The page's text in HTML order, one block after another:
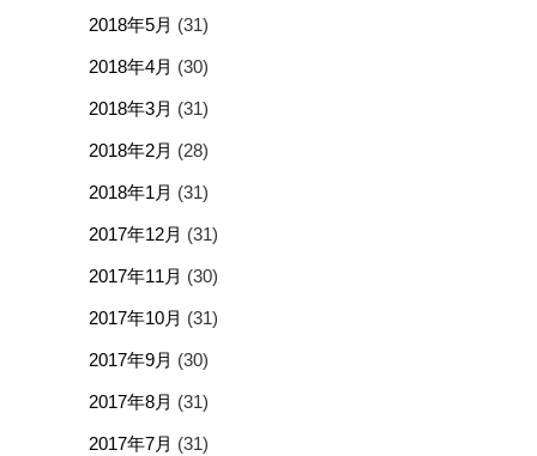
2018年5月 (31)
2018年4月 (30)
2018年3月 (31)
2018年2月 (28)
2018年1月 (31)
2017年12月 (31)
2017年11月 (30)
2017年10月 (31)
2017年9月 (30)
2017年8月 (31)
2017年7月 (31)